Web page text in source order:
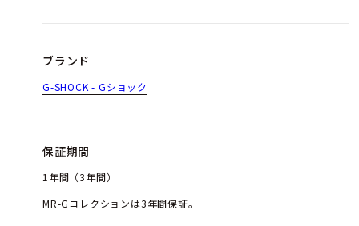
ブランド
G-SHOCK - Gショック
保証期間
1年間（3年間）
MR-Gコレクションは3年間保証。